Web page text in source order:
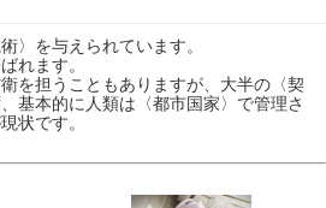
〉を与えられています。
れます。
を担うこともありますが、大半の〈契
基本的に人類は〈都市国家〉で管理さ
状です。